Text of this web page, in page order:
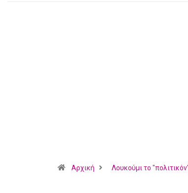
Αρχική Λουκούμι το